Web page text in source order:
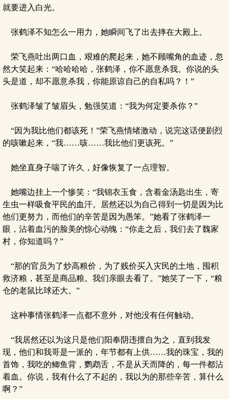
就要进入白光。
张鹤泽不知怎么一用力，她瞬间飞了出去摔在大殿上。
荣飞燕吐出两口血，艰难的爬起来，她不顾嘴角的血迹，忽
然大笑起来：“哈哈哈哈，张鹤泽，你不愿意杀我。你说的头
头是道，却不愿意杀我，你能原谅自己的自私吗？！”
张鹤泽皱了皱眉头，勉强笑道：“我为何定要杀你？”
“因为我比他们都该死！”荣飞燕情绪激动，说完这话便剧烈
的咳嗽起来，“我……咳……我比他们更该死。”
她坐直身子喘了许久，好像恢复了一点理智。
她嘴边挂上一个惨笑：“我锦衣玉食，含着金汤匙出生，寄
生虫一样吸食平民的血汗。居然还以为自己得到一切是因为比
他们更努力，而他们的辛苦是因为愚笨。”她看了张鹤泽一
眼，沾着血污的脸美的惊心动魄：“你走之后，我们去了魏家
村，你知道吗？”
“那的官员为了炒高粮价，为了贱价买入灾民的土地，囤积
救济粮，甚至是商品粮。我们亲眼去看了。”她笑了一下，“粮
仓的老鼠比球还大。”
这种事情张鹤泽一点都不意外，对他没有任何触动。
“我居然还以为这只是他们阳奉阴违擅自为之，直到我发
现，他们和我哥是一派的，年节都有上供……我的珠宝，我的
首饰，我吃的鲫鱼背，鹦鹉舌，不是从天而降的，每一件都沾
着血。你说，我有什么了不起的，我以为的那些辛苦，算什么
啊？”